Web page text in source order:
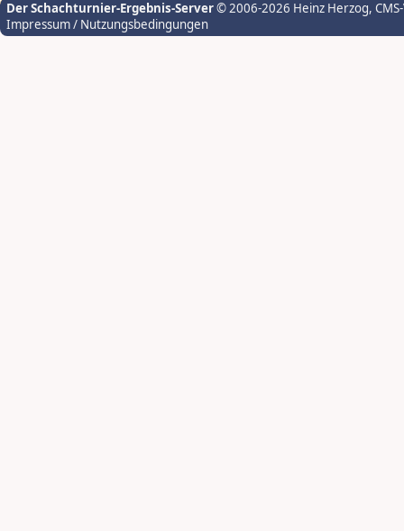
Der Schachturnier-Ergebnis-Server© 2006-2026 Heinz Herzog,
Impressum / Nutzungsbedingungen